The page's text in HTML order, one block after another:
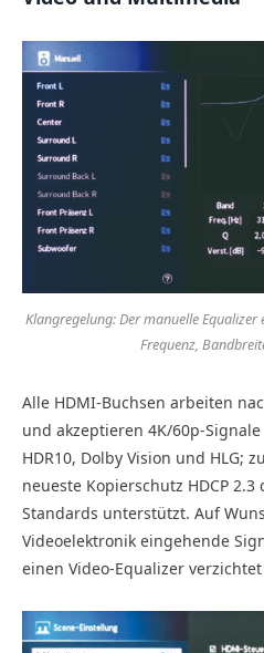
Klangregelung: Der manuelle
Frequenz,
Alle HDMI-Buchsen arbeiten
und akzeptieren 4K/60p-
HDR10, Dolby Vision und HLG;
neueste Kopierschutz HDCP
Standards unterstützt. Auf
Videoelektronik eingehende
einen Video-Equalizer